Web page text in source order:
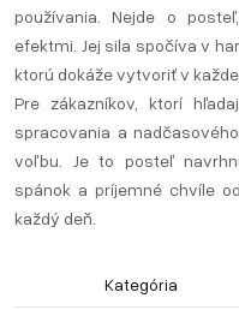
používania. Nejde o
efektmi. Jej sila spočíva v
ktorú dokáže vytvoriť v
Pre zákazníkov, ktorí
spracovania a
voľbu. Je to posteľ
spánok a príjemné chvíle
každý deň.
Kategória